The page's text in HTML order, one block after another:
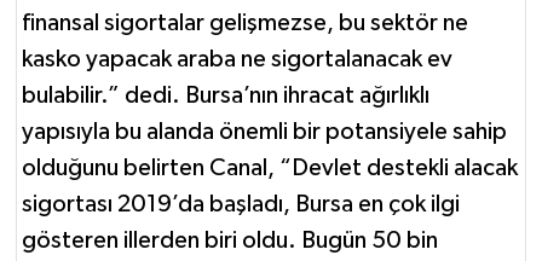
finansal sigortalar gelişmezse, bu sektör ne
kasko yapacak araba ne sigortalanacak ev
bulabilir.” dedi. Bursa’nın ihracat ağırlıklı
yapısıyla bu alanda önemli bir potansiyele sahip
olduğunu belirten Canal, “Devlet destekli alacak
sigortası 2019’da başladı, Bursa en çok ilgi
gösteren illerden biri oldu. Bugün 50 bin